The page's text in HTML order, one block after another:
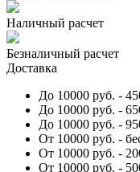
Наличный расчет
Безналичный расчет
Доставка
До 10000 руб. -
До 10000 руб. -
До 10000 руб. -
От 10000 руб. -
От 10000 руб. -
От 10000 руб. -